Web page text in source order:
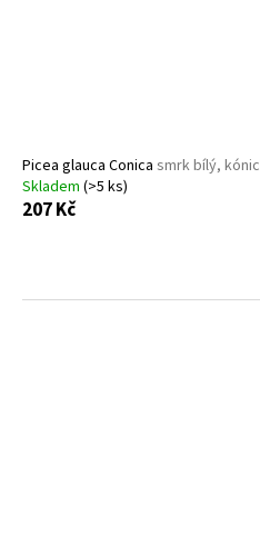
Picea glauca Conica smrk bílý,
Skladem (>5 ks)
207 Kč